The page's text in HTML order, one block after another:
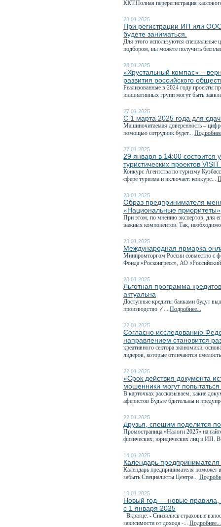
ККТ.Полная перерегистрация
28.01.2025
При регистрации ИП или ООО
будете заниматься.
Для этого используются
подбором, вы можете получить
28.01.2025
«Хрустальный компас» –
развития российского
Реализованные в 2024 году проекты
инициативных групп могут быть
27.01.2025
С 1 марта 2025 года для
Машиночитаемая доверенность –
помощью сотрудник будет...
27.01.2025
29 января в 14:00 состоится
туристических проектов
Конкурс Агентства по туризму
сфере туризма и включает: конкурс...
23.01.2025
Образ предпринимателя
«Национальные приоритеты»
При этом, по мнению экспертов, для
важных компонентов. Так,
23.01.2025
Международная ярмарка
Минпромторгом России совместно с
Фонда «Росконгресс», АО
23.01.2025
Льготная программа
актуальна
Доступные кредиты банками будут
производство ✓... Подробнее...
22.01.2025
Согласно исследованию
направлением становится
креативного сектора экономики,
лидеров, которые отличаются
22.01.2025
«Срок действия документа
мошенники могут
В карточках рассказываем, какие
аферистов Будьте бдительны и
22.01.2025
Друзья, спешим поделится
Промостраница «Налоги 2025» на
физических, юридических лиц и ИП.
14.01.2025
Календарь
Календарь предпринимателя поможет
забыть.Специалисты Центра...
13.01.2025
Новый год — новые правила,
с 1 января 2025
Вкратце: - Снизились страховые
зависимости от дохода -... Подробнее...